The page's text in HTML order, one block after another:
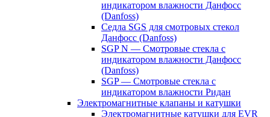
индикатором влажности Данфосс
(Danfoss)
Седла SGS для смотровых стекол
Данфосс (Danfoss)
SGP N — Смотровые стекла с
индикатором влажности Данфосс
(Danfoss)
SGP — Смотровые стекла с
индикатором влажности Ридан
Электромагнитные клапаны и катушки
Электромагнитные катушки для EVR